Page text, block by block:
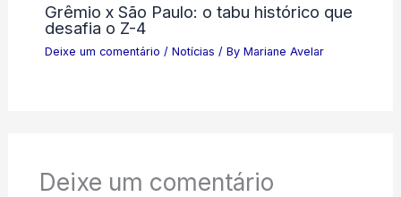
Grêmio x São Paulo: o tabu histórico que
desafia o Z-4
Deixe um comentário / Notícias / By Mariane Avelar
Deixe um comentário